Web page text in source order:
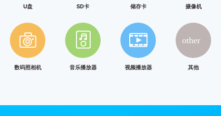
U盘 SD卡 储存卡 摄像机
数码照相机 音乐播放器 视频播放器 其他